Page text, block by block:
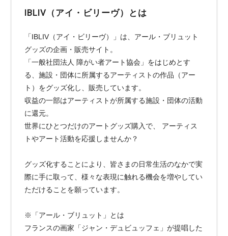
IBLIV（アイ・ビリーヴ）とは
「IBLIV（アイ・ビリーヴ）」は、アール・ブリュット
グッズの企画・販売サイト。
「一般社団法人 障がい者アート協会」をはじめとす
る、施設・団体に所属するアーティストの作品（アー
ト）をグッズ化し、販売しています。
収益の一部はアーティストが所属する施設・団体の活動
に還元。
世界にひとつだけのアートグッズ購入で、 アーティス
トやアート活動を応援しませんか？
グッズ化することにより、皆さまの日常生活のなかで実
際に手に取って、様々な表現に触れる機会を増やしてい
ただけることを願っています。
※「アール・ブリュット」とは
フランスの画家「ジャン・デュビュッフェ」が提唱した